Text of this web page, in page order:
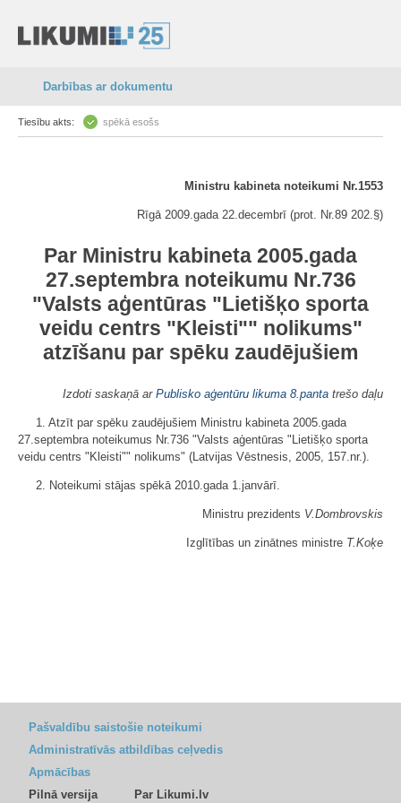
Darbības ar dokumentu
Tiesību akts: spēkā esošs
Ministru kabineta noteikumi Nr.1553
Rīgā 2009.gada 22.decembrī (prot. Nr.89 202.§)
Par Ministru kabineta 2005.gada
27.septembra noteikumu Nr.736
"Valsts aģentūras "Lietišķo sporta
veidu centrs "Kleisti"" nolikums"
atzīšanu par spēku zaudējušiem
Izdoti saskaņā ar Publisko aģentūru likuma 8.panta trešo daļu
1. Atzīt par spēku zaudējušiem Ministru kabineta 2005.gada
27.septembra noteikumus Nr.736 "Valsts aģentūras "Lietišķo sporta
veidu centrs "Kleisti"" nolikums" (Latvijas Vēstnesis, 2005, 157.nr.).
2. Noteikumi stājas spēkā 2010.gada 1.janvārī.
Ministru prezidents V.Dombrovskis
Izglītības un zinātnes ministre T.Koķe
Pašvaldību saistošie noteikumi
Administratīvās atbildības ceļvedis
Apmācības
Pilnā versija
Par Likumi.lv